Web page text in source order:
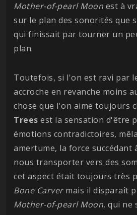
Mother-of-pearl Moon est à
sur le plan des sonorités que
qui finissait par tourner un
plan.
Toutefois, si l'on est ravi par
accroche en revanche moins
chose que l'on aime toujours
Trees est la sensation d'être
émotions contradictoires,
amertume, la force succédant
nous transporter vers des
cet aspect était toujours très
Bone Carvermais il disparaît
Mother-of-pearl Moon, qui ne